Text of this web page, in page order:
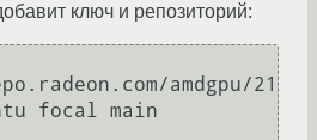
ключ и репозиторий:
amdgpu/21
focal main